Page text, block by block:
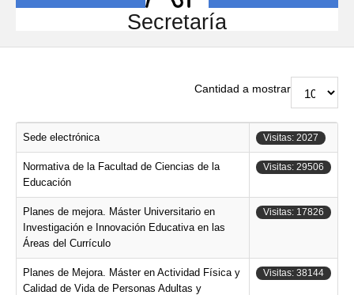
INVESTIGACIÓN
Secretaría
Cantidad a mostrar
Sede electrónica Visitas: 2027
Normativa de la Facultad de Ciencias de la
Educación
Visitas: 29506
Planes de mejora. Máster Universitario en
Investigación e Innovación Educativa en las
Áreas del Currículo
Visitas: 17826
Planes de Mejora. Máster en Actividad Física y
Calidad de Vida de Personas Adultas y
Visitas: 38144